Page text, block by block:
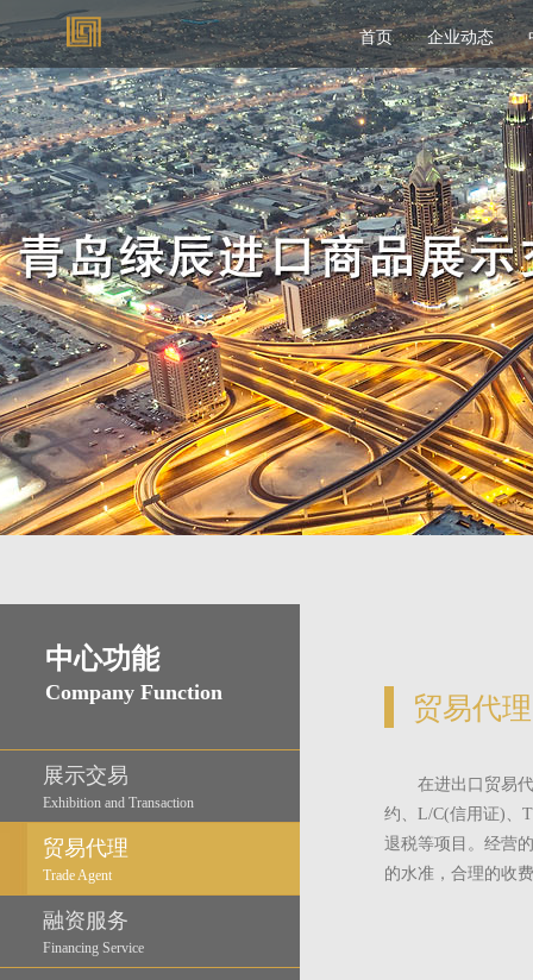
首页 企业动态
中心功能
Company Function
展示交易
Exhibition and Transaction
贸易代理
Trade Agent
融资服务
Financing Service
贸易代理
在进出口贸易
约、 L/C(信用证)、
退税等项目。经营
的水准，合理的收